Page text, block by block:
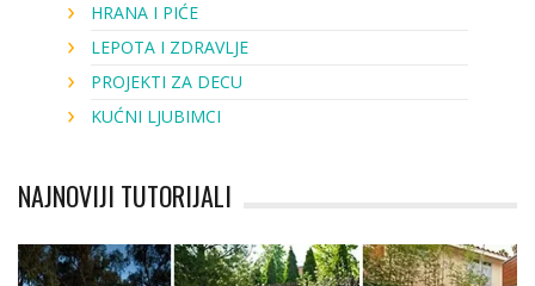
HRANA I PIĆE
LEPOTA I ZDRAVLJE
PROJEKTI ZA DECU
KUĆNI LJUBIMCI
NAJNOVIJI TUTORIJALI